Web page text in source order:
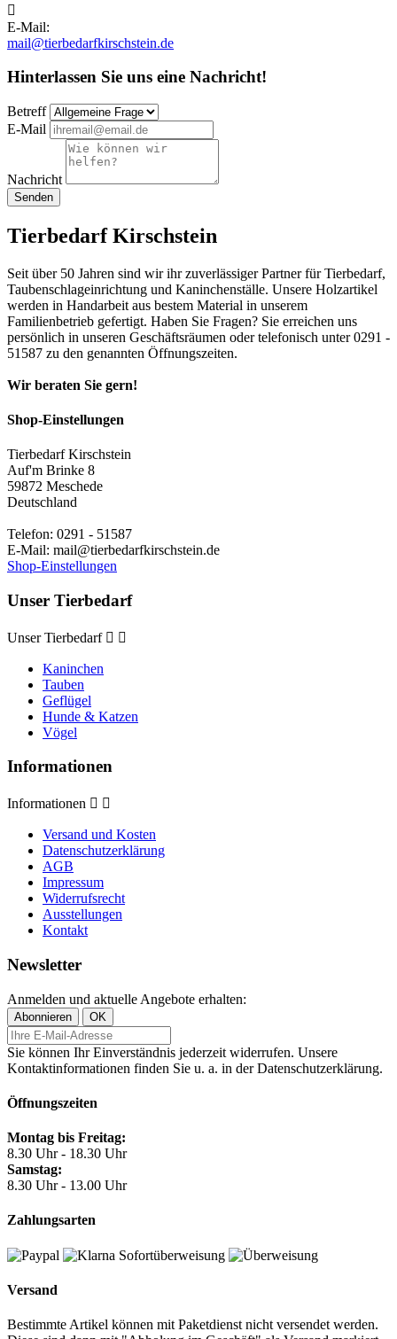

E-Mail:
mail@tierbedarfkirschstein.de
Hinterlassen Sie uns eine Nachricht!
Betreff
E-Mail
Nachricht
Tierbedarf Kirschstein
Seit über 50 Jahren sind wir ihr zuverlässiger Partner für Tierbedarf,
Taubenschlageinrichtung und Kaninchenställe. Unsere Holzartikel
werden in Handarbeit aus bestem Material in unserem
Familienbetrieb gefertigt. Haben Sie Fragen? Sie erreichen uns
persönlich in unseren Geschäftsräumen oder telefonisch unter 0291 -
51587 zu den genannten Öffnungszeiten.
Wir beraten Sie gern!
Shop-Einstellungen
Tierbedarf Kirschstein
Auf'm Brinke 8
59872 Meschede
Deutschland
Telefon: 0291 - 51587
E-Mail: mail@tierbedarfkirschstein.de
Shop-Einstellungen
Unser Tierbedarf
Unser Tierbedarf  
Kaninchen
Tauben
Geflügel
Hunde & Katzen
Vögel
Informationen
Informationen  
Versand und Kosten
Datenschutzerklärung
AGB
Impressum
Widerrufsrecht
Ausstellungen
Kontakt
Newsletter
Anmelden und aktuelle Angebote erhalten:
Sie können Ihr Einverständnis jederzeit widerrufen. Unsere
Kontaktinformationen finden Sie u. a. in der Datenschutzerklärung.
Öffnungszeiten
Montag bis Freitag:
8.30 Uhr - 18.30 Uhr
Samstag:
8.30 Uhr - 13.00 Uhr
Zahlungsarten
Versand
Bestimmte Artikel können mit Paketdienst nicht versendet werden.